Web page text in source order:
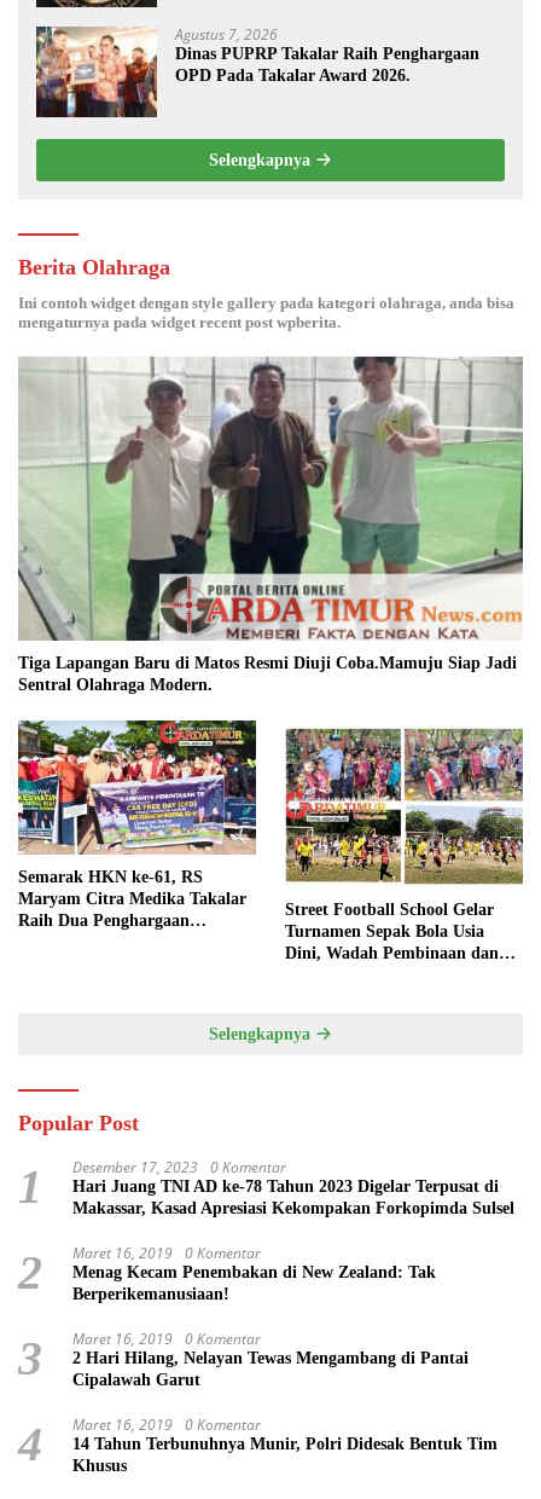
Agustus 7, 2026
Dinas PUPRP Takalar Raih Penghargaan
OPD Pada Takalar Award 2026.
Selengkapnya
Berita Olahraga
Ini contoh widget dengan style gallery pada kategori olahraga, anda bisa
mengaturnya pada widget recent post wpberita.
Tiga Lapangan Baru di Matos Resmi Diuji Coba.Mamuju Siap Jadi
Sentral Olahraga Modern.
Semarak HKN ke-61, RS
Maryam Citra Medika Takalar
Raih Dua Penghargaan
Street Football School Gelar
Turnamen Sepak Bola Usia
Dini, Wadah Pembinaan dan
Selengkapnya
Popular Post
1 Desember 17, 2023 0 Komentar
Hari Juang TNI AD ke-78 Tahun 2023 Digelar Terpusat di
Makassar, Kasad Apresiasi Kekompakan Forkopimda Sulsel
2 Maret 16, 2019 0 Komentar
Menag Kecam Penembakan di New Zealand: Tak
Berperikemanusiaan!
3 Maret 16, 2019 0 Komentar
2 Hari Hilang, Nelayan Tewas Mengambang di Pantai
Cipalawah Garut
4 Maret 16, 2019 0 Komentar
14 Tahun Terbunuhnya Munir, Polri Didesak Bentuk Tim
Khusus